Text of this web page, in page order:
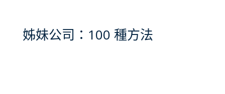
姊妹公司：100 種方法